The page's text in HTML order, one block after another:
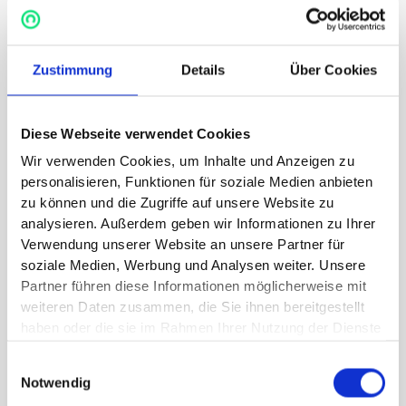
Zustimmung Details Über Cookies
Diese Webseite verwendet Cookies
Wir verwenden Cookies, um Inhalte und Anzeigen zu
personalisieren, Funktionen für soziale Medien anbieten
zu können und die Zugriffe auf unsere Website zu
analysieren. Außerdem geben wir Informationen zu Ihrer
Verwendung unserer Website an unsere Partner für
soziale Medien, Werbung und Analysen weiter. Unsere
Partner führen diese Informationen möglicherweise mit
weiteren Daten zusammen, die Sie ihnen bereitgestellt
haben oder die sie im Rahmen Ihrer Nutzung der Dienste
Notwendig
gemeinsam beschreiten konnten – und
freut uns zu erleben, wie Führung und
Kultur neu gedacht und gelebt werden
Ergebnis
Die operative Krise ist nicht nur gelöst, sondern
Effizienz, Effektivität und Resilienz der
betreffenden Funktionen sind dauerhaft
gestärkt. Eine klare, ambitionierte Langzeitvision
„Kooperieren“, „Leisten“ prägen den Umgang mit